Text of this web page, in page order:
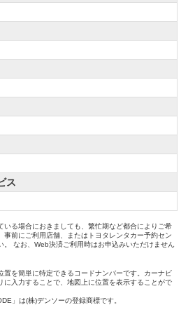
ス
る場合におきましても、繁忙期など都合によりご希
事前にご利用店舗、またはトヨタレンタカー予約セン
。 なお、Web決済ご利用時はお申込みいただけません
を簡単に特定できるコードナンバーです。カーナビ
に入力することで、地図上に位置を表示することがで
」は(株)デンソーの登録商標です。